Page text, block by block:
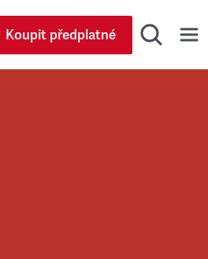
Koupit předplatné